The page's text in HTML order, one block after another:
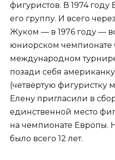
фигуристов. В 1974
его группу. И всего
Жуком — в 1976 году —
юниорском чемпионате
международном
позади себя
(четвёртую фигуристку
Елену пригласили в
единственной место
на чемпионате Европы.
было всего 12 лет.